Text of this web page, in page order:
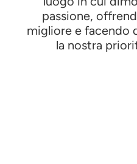
passione,
migliore e facendo
la nostra